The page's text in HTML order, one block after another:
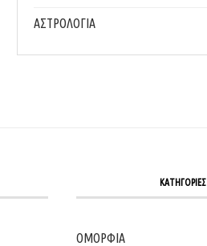
ΑΣΤΡΟΛΟΓΙΑ
ΚΑΤΗΓΟΡΙΕΣ
ΟΜΟΡΦΙΑ